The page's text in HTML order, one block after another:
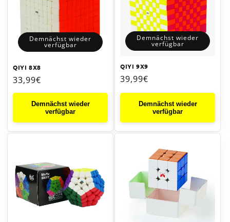
Demnächst wieder
verfügbar
QIYI 8X8
Normaler
Preis
33,99€
Demnächst wieder
verfügbar
Demnächst wieder
verfügbar
QIYI 9X9
Normaler
Preis
39,99€
Demnächst wieder
verfügbar